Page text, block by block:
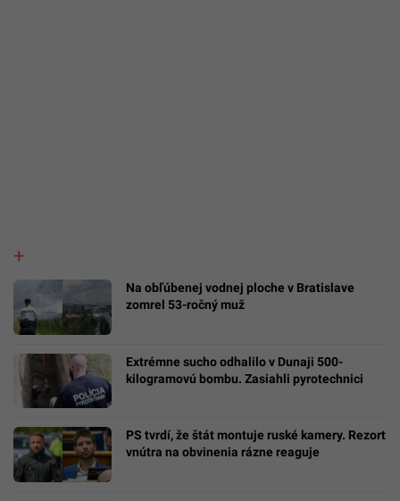
Na obľúbenej vodnej ploche v Bratislave
zomrel 53-ročný muž
Extrémne sucho odhalilo v Dunaji 500-
kilogramovú bombu. Zasiahli pyrotechnici
PS tvrdí, že štát montuje ruské kamery. Rezort
vnútra na obvinenia rázne reaguje